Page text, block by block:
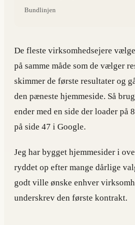
Bundlinjen
De fleste virksomhedsejere
på samme måde som de vælger
skimmer de første resultater og
den pæneste hjemmeside. Så
ender med en side der loader på
på side 47 i Google.
Jeg har bygget hjemmesider i
ryddet op efter mange dårlige
godt ville ønske enhver
underskrev den første kontrakt.